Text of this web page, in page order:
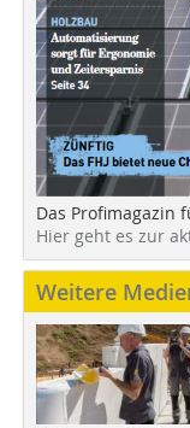
Das Profimagazin
Hier geht es zur
Weitere